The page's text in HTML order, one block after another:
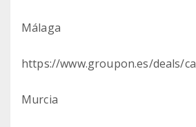
Málaga
https://www.groupon.es/deals/
Murcia